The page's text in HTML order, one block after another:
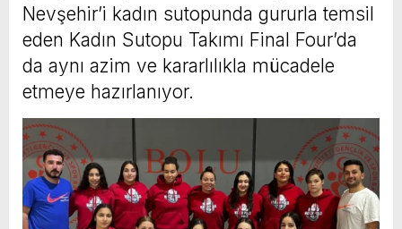
Nevşehir’i kadın sutopunda gururla temsil
eden Kadın Sutopu Takımı Final Four’da
da aynı azim ve kararlılıkla mücadele
etmeye hazırlanıyor.